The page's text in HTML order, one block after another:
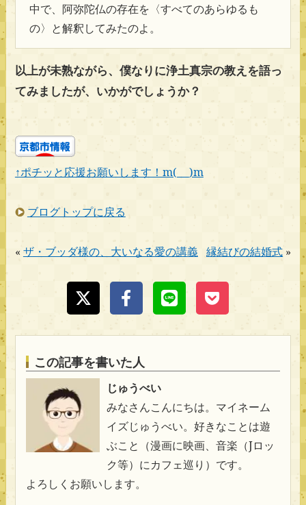
中で、阿弥陀仏の存在を〈すべてのあらゆるも
の〉と解釈してみたのよ。
以上が未熟ながら、僕なりに浄土真宗の教えを語っ
てみましたが、いかがでしょうか？
↑ポチッと応援お願いします！m(_ _)m
ブログトップに戻る
« ザ・ブッダ様の、大いなる愛の講義 縁結びの結婚式 »
この記事を書いた人
じゅうべい
みなさんこんにちは。マイネーム
イズじゅうべい。好きなことは遊
ぶこと（漫画に映画、音楽（Jロッ
ク等）にカフェ巡り）です。
よろしくお願いします。